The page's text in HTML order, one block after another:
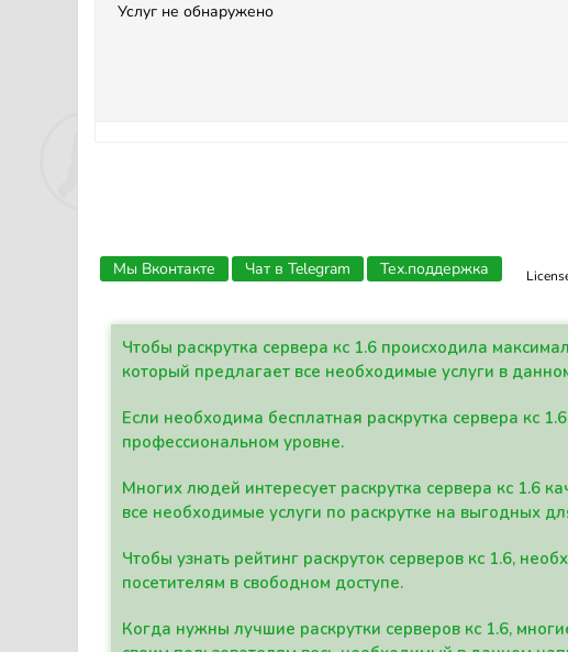
Услуг не обнаружено
Мы Вконтакте Чат в Telegram Тех.поддержка
Чтобы раскрутка сервера кс 1.6 происходила
который предлагает все необходимые услуги в
Если необходима бесплатная раскрутка сервера кс
профессиональном уровне.
Многих людей интересует раскрутка сервера кс 1.6
все необходимые услуги по раскрутке на выгодных
Чтобы узнать рейтинг раскруток серверов кс 1.6,
посетителям в свободном доступе.
Когда нужны лучшие раскрутки серверов кс 1.6,